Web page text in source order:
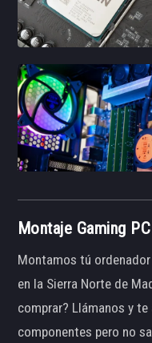
Montaje Gaming
Montamos tú
en la Sierra Norte de
comprar? Llámanos y
componentes pero no